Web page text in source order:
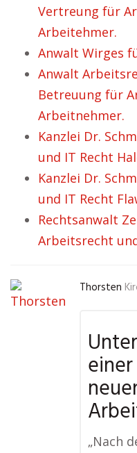
Vertreung für
Arbeitehmer.
Anwalt Wirges
Anwalt
Betreuung für
Arbeitnehmer.
Kanzlei Dr.
und IT Recht
Kanzlei Dr.
und IT Recht
Rechtsanwalt
Arbeitsrecht
Thorsten
„Nach